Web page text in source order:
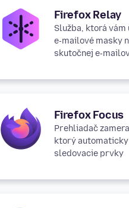
Firefox Relay
Služba, ktorá
e‑mailové masky
skutočnej
Firefox Focus
Prehliadač
ktorý
sledovacie prvky